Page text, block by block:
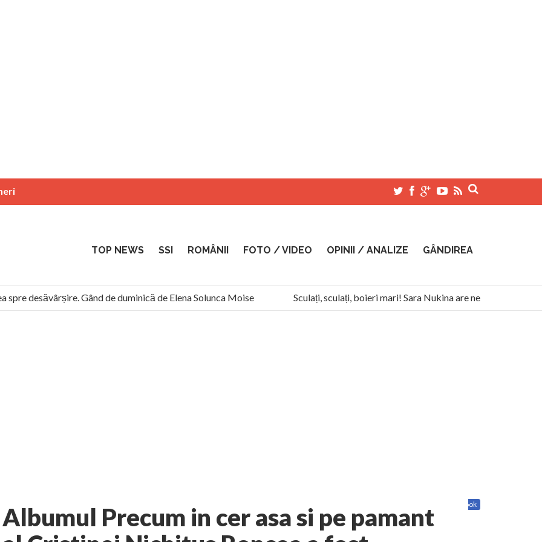
TOP NEWS SSI ROMÂNII FOTO / VIDEO OPINII / ANALIZE GÂNDIREA
desăvârșire. Gând de duminică de Elena Solunca Moise
Sculați, sculați, boieri mari! Sara Nukina are nevoie de ajutorul
“românii sunt slavi, nu latini”. Fostul agent ceaușist de la Humanitas militează pentru federalizarea României
Facebook
Albumul Precum in cer asa si pe pamant